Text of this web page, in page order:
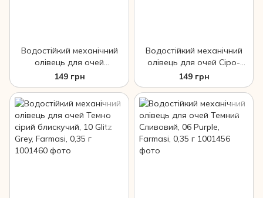
Водостійкий механічний
олівець для очей
Бронзовий, 03 Bronze,
Farmasi, 0,35 г
149 грн
Водостійкий механічний
олівець для очей Сіро-
Коричневий Блискучий, 04
Glitz Brown, Farmasi, 0,35 г
149 грн